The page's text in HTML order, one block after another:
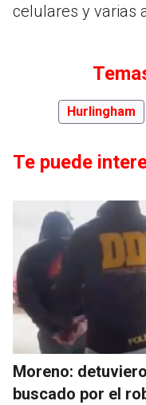
celulares y varias
Hurlingham
Te puede
Moreno:
buscado por el